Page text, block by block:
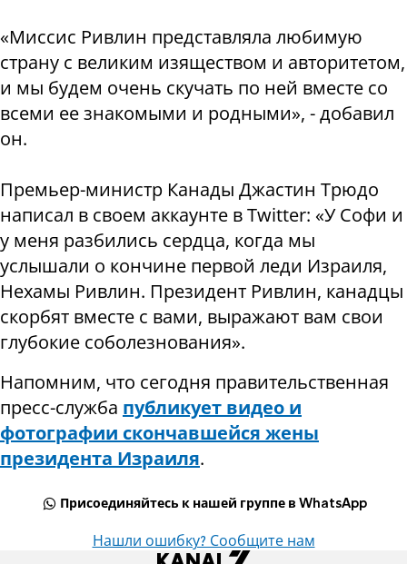
«Миссис Ривлин представляла любимую
страну с великим изяществом и авторитетом,
и мы будем очень скучать по ней вместе со
всеми ее знакомыми и родными», - добавил
он.
Премьер-министр Канады Джастин Трюдо
написал в своем аккаунте в Twitter: «У Софи и
у меня разбились сердца, когда мы
услышали о кончине первой леди Израиля,
Нехамы Ривлин. Президент Ривлин, канадцы
скорбят вместе с вами, выражают вам свои
глубокие соболезнования».
Напомним, что сегодня правительственная
пресс-служба публикует видео и
фотографии скончавшейся жены
президента Израиля.
Присоединяйтесь к нашей группе в WhatsApp
Нашли ошибку? Сообщите нам